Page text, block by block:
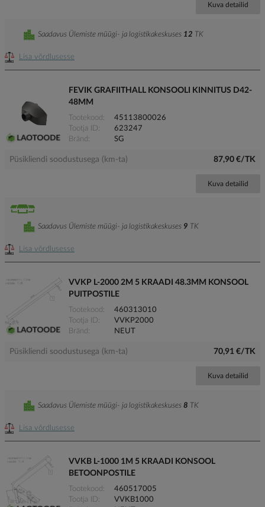
Kuva detailid
Lisa võrdlusesse
Saadavus Ülemiste müügi- ja logistikakeskuses 12 TK
FEVIK GRAFIITHALL KONSOOLI KINNITUS D42-
48MM
Tootekood
45113800026
Tootja ID
623247
Bränd
SG
Püsikliendi soodustusega (km-ta) 87,90 €/TK
Kuva detailid
Lisa võrdlusesse
Saadavus Ülemiste müügi- ja logistikakeskuses 9 TK
VVKP L-2000 2M 5 KRAADI 48.3MM KONSOOL
PUITPOSTILE
Tootekood
460313010
Tootja ID
VVKP2000
Bränd
NEUT
Püsikliendi soodustusega (km-ta) 70,91 €/TK
Kuva detailid
Lisa võrdlusesse
Saadavus Ülemiste müügi- ja logistikakeskuses 8 TK
VVKB L-1000 1M 5 KRAADI KONSOOL
BETOONPOSTILE
Tootekood
460517005
Tootja ID
VVKB1000